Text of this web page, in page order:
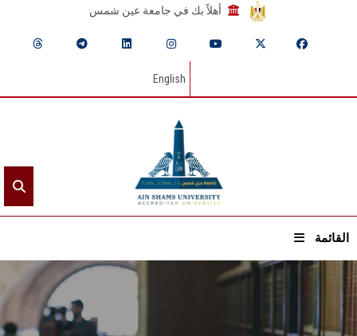
أهلاً بك في جامعة عين شمس
English
القائمة
الرئيسيـة
عن الجامعة